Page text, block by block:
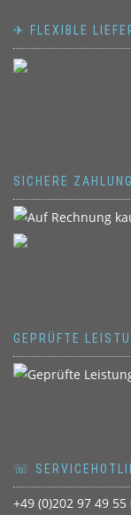
✈ FLEXIBLE
SICHERE
GEPRÜFTE
☏
+49 (0)202 97 49 55